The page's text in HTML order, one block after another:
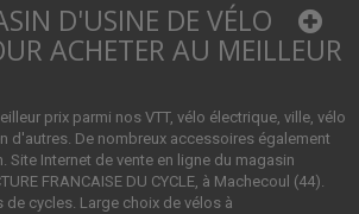
D'USINE DE VÉLO
ACHETER AU MEILLEUR
prix parmi nos VTT, vélo électrique, ville, vélo
d'autres. De nombreux accessoires également
Site Internet de vente en ligne du magasin
FRANCAISE DU CYCLE, à Machecoul (44).
de cycles. Large choix de vélos à